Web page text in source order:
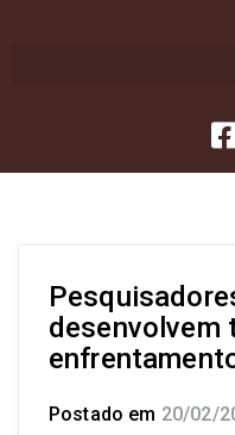
desenvolvem
Postado em 20/02/